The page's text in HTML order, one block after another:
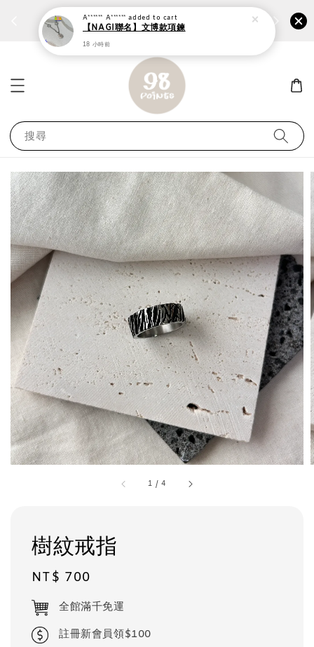
個性鋼戒任兩件1300⚡ 前往選購 ›› 加
搜尋
1 /4
樹紋戒指
Regular
price
NT$ 700
全館滿千免運
註冊新會員領$100
A****** A****** added to cart
【NAGI聯名】文博款項鍊
18 小時前